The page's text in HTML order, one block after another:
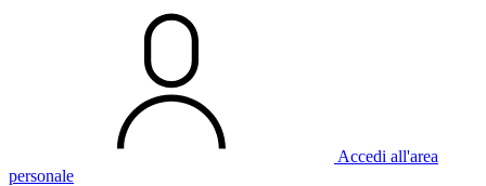
Accedi all'area
personale